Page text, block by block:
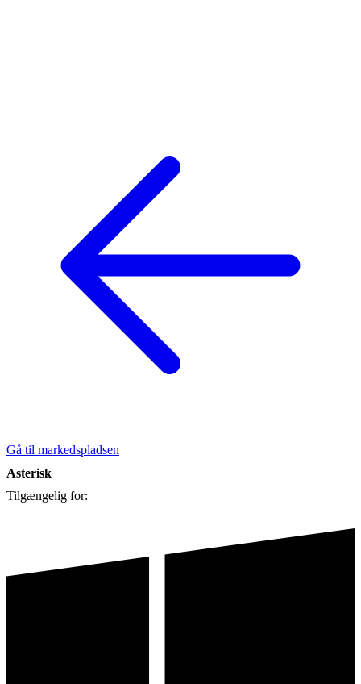
Gå til markedspladsen
Asterisk
Tilgængelig for: